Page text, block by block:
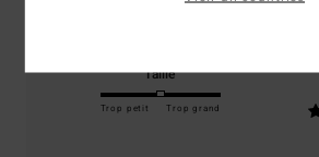
Taille
Trop petit Trop grand